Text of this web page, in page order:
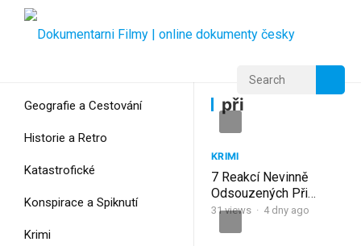
Geografie a Cestování
Historie a Retro
Katastrofické
Konspirace a Spiknutí
Krimi
při
při
KRIMI
7 Reakcí Nevinně
Odsouzených Při
Propuštění Na Svobodu
31views · 4 dny ago